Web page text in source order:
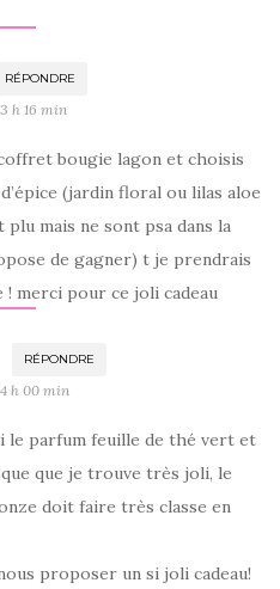
RÉPONDRE
h 16 min
bougie lagon et choisis
(jardin floral ou lilas aloe
plu mais ne sont psa dans la
de gagner) t je prendrais
! merci pour ce joli cadeau
RÉPONDRE
h 00 min
le parfum feuille de thé vert et
que je trouve très joli, le
doit faire très classe en
proposer un si joli cadeau!